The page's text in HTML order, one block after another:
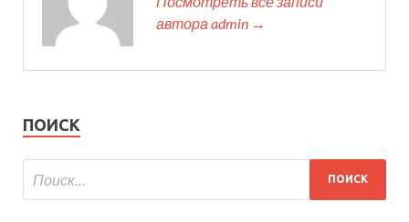
автора admin →
ПОИСК